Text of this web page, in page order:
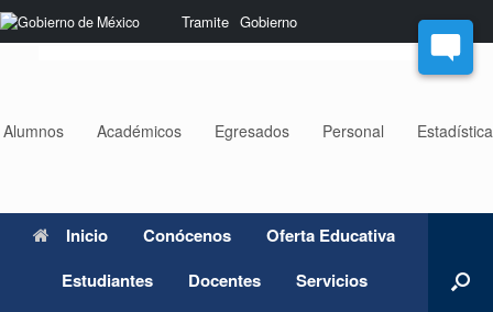
Nota:
este
sistema
Tramite Gobierno
Saltar
al
Alumnos Académicos Egresados Personal
Inicio Conócenos
Oferta Educativa
Estudiantes
Docentes
Servicios